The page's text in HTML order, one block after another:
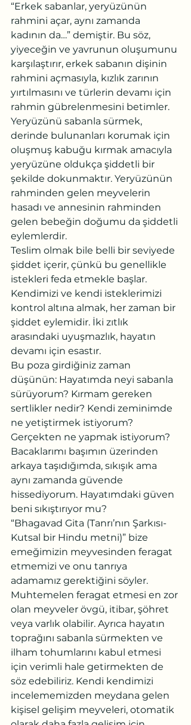
“Erkek sabanlar, yeryüzünün
rahmini açar, aynı zamanda
kadının da…” demiştir. Bu söz,
yiyeceğin ve yavrunun oluşumunu
karşılaştırır, erkek sabanın dişinin
rahmini açmasıyla, kızlık zarının
yırtılmasını ve türlerin devamı için
rahmin gübrelenmesini betimler.
Yeryüzünü sabanla sürmek,
derinde bulunanları korumak için
oluşmuş kabuğu kırmak amacıyla
yeryüzüne oldukça şiddetli bir
şekilde dokunmaktır. Yeryüzünün
rahminden gelen meyvelerin
hasadı ve annesinin rahminden
gelen bebeğin doğumu da şiddetli
eylemlerdir.
Teslim olmak bile belli bir seviyede
şiddet içerir, çünkü bu genellikle
istekleri feda etmekle başlar.
Kendimizi ve kendi isteklerimizi
kontrol altına almak, her zaman bir
şiddet eylemidir. İki zıtlık
arasındaki uyuşmazlık, hayatın
devamı için esastır.
Bu poza girdiğiniz zaman
düşünün: Hayatımda neyi sabanla
sürüyorum? Kırmam gereken
sertlikler nedir? Kendi zeminimde
ne yetiştirmek istiyorum?
Gerçekten ne yapmak istiyorum?
Bacaklarımı başımın üzerinden
arkaya taşıdığımda, sıkışık ama
aynı zamanda güvende
hissediyorum. Hayatımdaki güven
beni sıkıştırıyor mu?
“Bhagavad Gita (Tanrı’nın Şarkısı-
Kutsal bir Hindu metni)” bize
emeğimizin meyvesinden feragat
etmemizi ve onu tanrıya
adamamız gerektiğini söyler.
Muhtemelen feragat etmesi en zor
olan meyveler övgü, itibar, şöhret
veya varlık olabilir. Ayrıca hayatın
toprağını sabanla sürmekten ve
ilham tohumlarını kabul etmesi
için verimli hale getirmekten de
söz edebiliriz. Kendi kendimizi
incelememizden meydana gelen
kişisel gelişim meyveleri, otomatik